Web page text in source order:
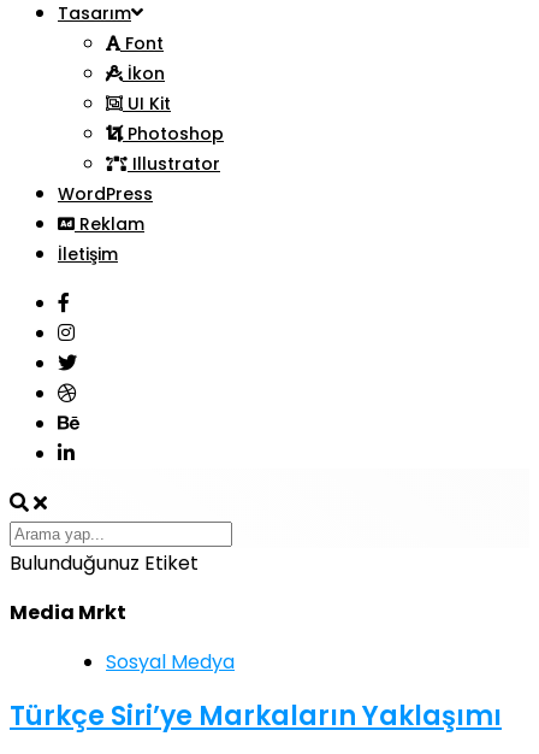
Tasarım
Font
İkon
UI Kit
Photoshop
Illustrator
WordPress
Reklam
İletişim
Bulunduğunuz Etiket
Media Mrkt
Sosyal Medya
Türkçe Siri’ye Markaların Yaklaşımı